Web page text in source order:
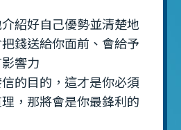
紹好自己優勢並清楚地
錢送給你面前、會給予
響力
的目的，這才是你必須
，那將會是你最鋒利的